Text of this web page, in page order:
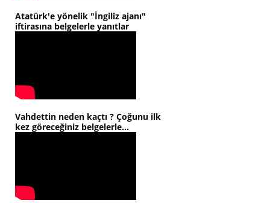
Atatürk'e yönelik "İngiliz ajanı"
iftirasına belgelerle yanıtlar
Vahdettin neden kaçtı ? Çoğunu ilk
kez göreceğiniz belgelerle...